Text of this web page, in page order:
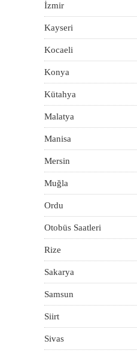
İzmir
Kayseri
Kocaeli
Konya
Kütahya
Malatya
Manisa
Mersin
Muğla
Ordu
Otobüs Saatleri
Rize
Sakarya
Samsun
Siirt
Sivas